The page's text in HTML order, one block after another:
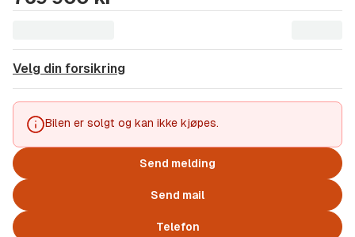
Velg din forsikring
Bilen er solgt og kan ikke kjøpes.
Send melding
Send mail
Telefon